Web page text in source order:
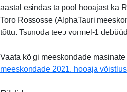
aastal esindas ta pool hooajast ka
Toro Rossosse (AlphaTauri
tõttu. Tsunoda teeb vormel-1
Vaata kõigi meeskondade
meeskondade 2021. hooaja